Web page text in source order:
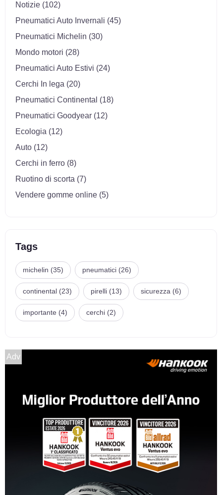
Notizie (102)
Pneumatici Auto Invernali (45)
Pneumatici Michelin (30)
Mondo motori (28)
Pneumatici Auto Estivi (24)
Cerchi In lega (20)
Pneumatici Continental (18)
Pneumatici Goodyear (12)
Ecologia (12)
Auto (12)
Cerchi in ferro (8)
Ruotino di scorta (7)
Vendere gomme online (5)
Tags
michelin (35) pneumatici (26)
continental (23) pirelli (13) sicurezza (6)
importante (4) cerchi (2)
Adv